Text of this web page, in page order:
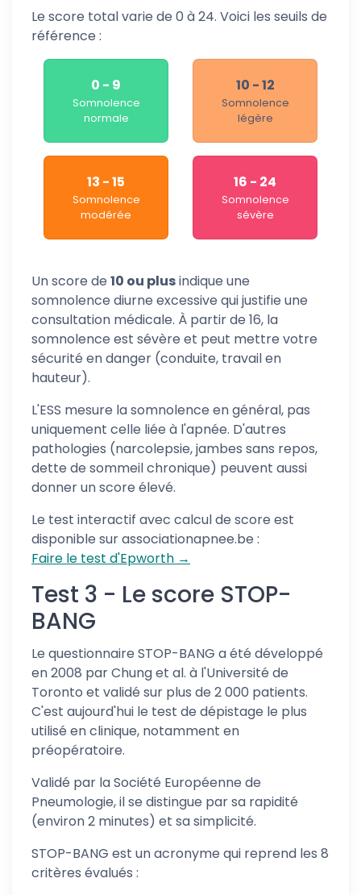
Le score total varie de 0 à 24. Voici les seuils de
référence :
0 - 9
Somnolence
normale
10 - 12
Somnolence
légère
13 - 15
Somnolence
modérée
16 - 24
Somnolence
sévère
Un score de 10 ou plusindique une
somnolence diurne excessive qui justifie une
consultation médicale. À partir de 16, la
somnolence est sévère et peut mettre votre
sécurité en danger (conduite, travail en
hauteur).
L'ESS mesure la somnolence en général, pas
uniquement celle liée à l'apnée. D'autres
pathologies (narcolepsie, jambes sans repos,
dette de sommeil chronique) peuvent aussi
donner un score élevé.
Le test interactif avec calcul de score est
disponible sur associationapnee.be :
Faire le test d'Epworth →
Test 3 - Le score STOP-
BANG
Le questionnaire STOP-BANG a été développé
en 2008 par Chung et al. à l'Université de
Toronto et validé sur plus de 2 000 patients.
C'est aujourd'hui le test de dépistage le plus
utilisé en clinique, notamment en
préopératoire.
Validé par la Société Européenne de
Pneumologie, il se distingue par sa rapidité
(environ 2 minutes) et sa simplicité.
STOP-BANG est un acronyme qui reprend les 8
critères évalués :